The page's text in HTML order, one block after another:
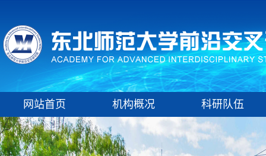
网站首页 机构概况 科研队伍